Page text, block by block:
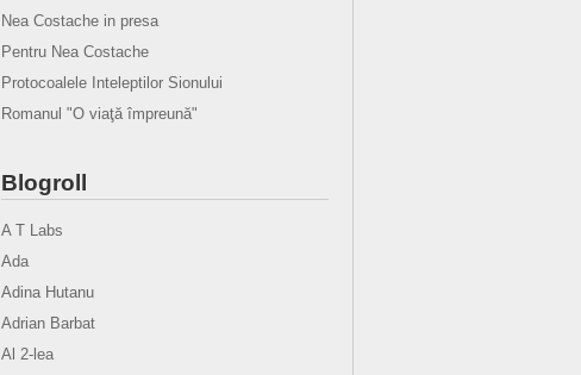
Nea Costache in presa
Pentru Nea Costache
Protocoalele Inteleptilor Sionului
Romanul "O viaţă împreună"
Blogroll
A T Labs
Ada
Adina Hutanu
Adrian Barbat
Al 2-lea